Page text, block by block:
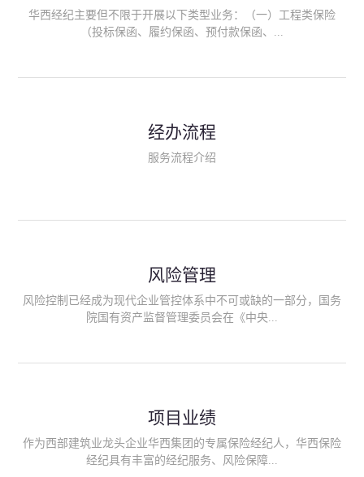
华西经纪主要但不限于开展以下类型业务：（一）工程类保险
（投标保函、履约保函、预付款保函、...
险、政府公共安全责任保险/自然灾害公众责任保险、精神病监护
人责任险、首台套/首版次保险、科技保险等）；（三）传统财产
险产品；（六）保险招投标业务。随着业务的开展，华西经纪会
供专业、优质的保险经纪服务。
经办流程
服务流程介绍
风险管理
风险控制已经成为现代企业管控体系中不可或缺的一部分，国务
院国有资产监督管理委员会在《中央...
能够为客户降低风险管理成本，提高经营效率；能够为企业提供
从风险评估、风险分析、风险防范、风险转移到灾后防损、索赔
等全方位、全过程、专家式的服务，拓展和深化由保险公司提供
项目业绩
作为西部建筑业龙头企业华西集团的专属保险经纪人，华西保险
经纪具有丰富的经纪服务、风险保障...